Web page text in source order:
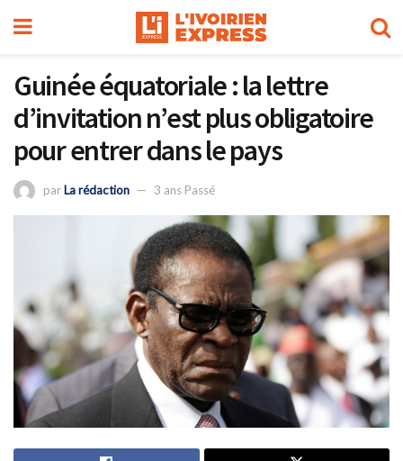
Guinée équatoriale : la lettre
d’invitation n’est plus obligatoire
pour entrer dans le pays
parLa rédaction 3 ans Passé